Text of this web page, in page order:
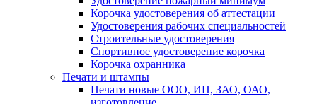
Корочка удостоверения об аттестации
Удостоверения рабочих специальностей
Строительные удостоверения
Спортивное удостоверение корочка
Корочка охранника
Печати и штампы
Печати новые ООО, ИП, ЗАО, ОАО,